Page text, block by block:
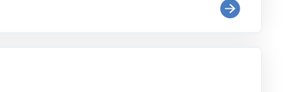
26. bis 28.01.2024